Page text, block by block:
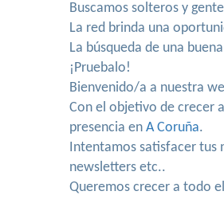
Buscamos solteros y
La red brinda una
La búsqueda de una
¡Pruebalo!
Bienvenido/a a nuestra
Con el objetivo de crecer
presencia en A Coruña.
Intentamos satisfacer tus
newsletters etc..
Queremos crecer a todo